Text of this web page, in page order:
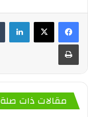
لينكدإن
مقالات ذات صلة